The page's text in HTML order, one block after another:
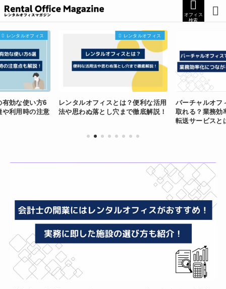
オフィス
検索
レンタルオフィス
効な使い方6
利用時の注意
レンタルオフィス
レンタルオフィスとは？便利な活用
法や思わぬ落とし穴まで徹底解説！
バーチャルオフ
取れる？業務効
転送サービスと